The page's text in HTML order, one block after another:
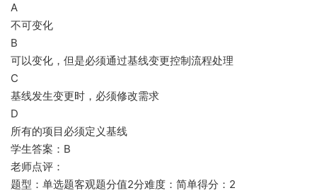
A
不可变化
B
可以变化，但是必须通过基线变更控制流程处理
C
基线发生变更时，必须修改需求
D
所有的项目必须定义基线
学生答案：B
老师点评：
题型：单选题客观题分值2分难度：简单得分：2